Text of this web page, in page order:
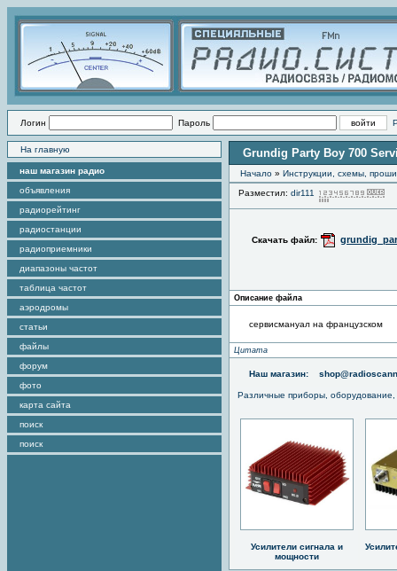
Логин Пароль
На главную
наш магазин радио
объявления
радиорейтинг
радиостанции
радиоприемники
диапазоны частот
таблица частот
аэродромы
статьи
файлы
форум
фото
карта сайта
поиск
поиск
Grundig Party Boy 700
Начало » Инструкции, схемы,
Разместил: dir111
Скачать файл:
Описание файла
сервисмануал на французском
Цитата
Наш магазин:
Различные приборы,
Усилители сигнала и
мощности